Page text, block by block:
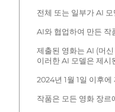
전체 또는 일부가 AI
AI와 협업하여 만든 작
제출된 영화는 AI (머
이러한 AI 모델은 제시
2024년 1월 1일 이후에
작품은 모든 영화 장르